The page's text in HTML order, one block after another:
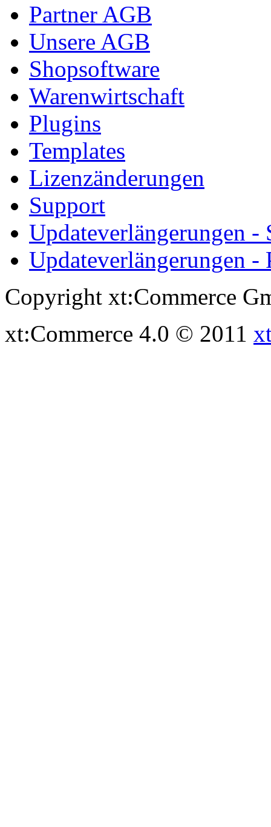
Partner AGB
Unsere AGB
Shopsoftware
Warenwirtschaft
Plugins
Templates
Lizenzänderungen
Support
Updateverlängerungen -
Updateverlängerungen -
Copyright xt:Commerce
xt:Commerce 4.0 © 2011